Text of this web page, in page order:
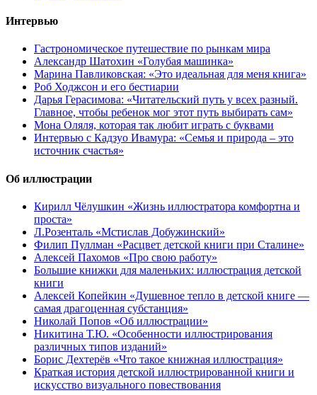
Интервью
Гастрономическое путешествие по рынкам мира
Александр Шатохин «Голубая машинка»
Марина Павликовская: «Это идеальная для меня книга»
Роб Ходжсон и его бестиарии
Дарья Герасимова: «Читательский путь у всех разный.
Главное, чтобы ребенок мог этот путь выбирать сам»
Мона Оляля, которая так любит играть с буквами
Интервью с Кадзуо Ивамура: «Семья и природа – это
источник счастья»
Об иллюстрации
Кирилл Чёлушкин «Жизнь иллюстратора комфортна и
проста»
Л.Розенталь «Мстислав Добужинский»
Филип Пуллман «Расцвет детской книги при Сталине»
Алексей Пахомов «Про свою работу»
Большие книжки для маленьких: иллюстрация детской
книги
Алексей Копейкин «Душевное тепло в детской книге —
самая драгоценная субстанция»
Николай Попов «Об иллюстрации»
Никитина Т.Ю. «Особенности иллюстрирования
различных типов изданий»
Борис Дехтерёв «Что такое книжная иллюстрация»
Краткая история детской иллюстрированной книги и
искусство визуального повествования